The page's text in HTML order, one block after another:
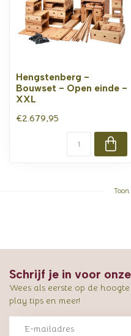
Hengstenberg -
Bouwset - Open einde -
XXL
€2.679,95
Toon
Schrijf je in voor
Wees als eerste op de
play tips en meer!